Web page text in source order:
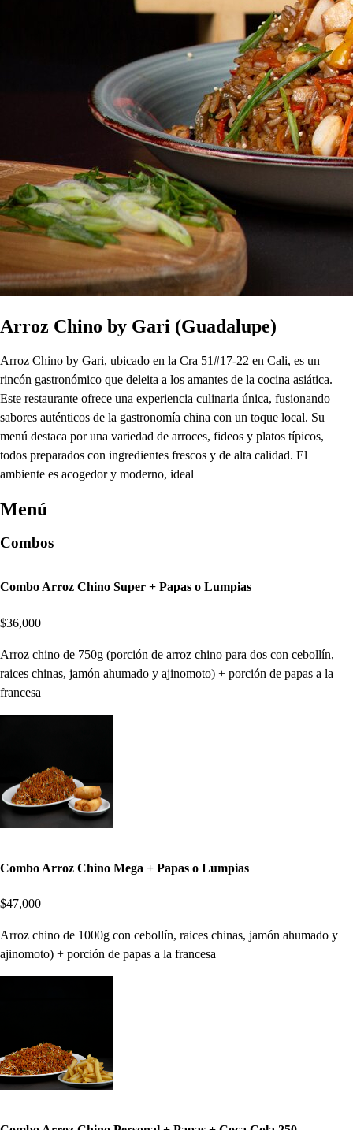
Arroz Chino by Gari (Guadalupe)
Arroz Chino by Gari, ubicado en la Cra 51#17-22 en Cali, es un
rincón gastronómico que deleita a los amantes de la cocina asiática.
Este restaurante ofrece una experiencia culinaria única, fusionando
sabores auténticos de la gastronomía china con un toque local. Su
menú destaca por una variedad de arroces, fideos y platos típicos,
todos preparados con ingredientes frescos y de alta calidad. El
ambiente es acogedor y moderno, ideal
Menú
Combos
Combo Arroz Chino Super + Papas o Lumpias
$36,000
Arroz chino de 750g (porción de arroz chino para dos con cebollín,
raices chinas, jamón ahumado y ajinomoto) + porción de papas a la
francesa
Combo Arroz Chino Mega + Papas o Lumpias
$47,000
Arroz chino de 1000g con cebollín, raices chinas, jamón ahumado y
ajinomoto) + porción de papas a la francesa